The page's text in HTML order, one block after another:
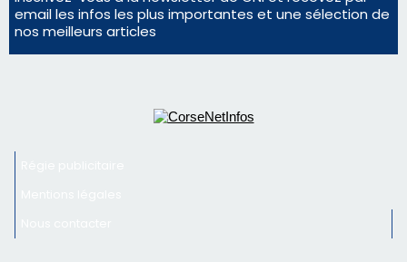
Mentions légales
Nous contacter